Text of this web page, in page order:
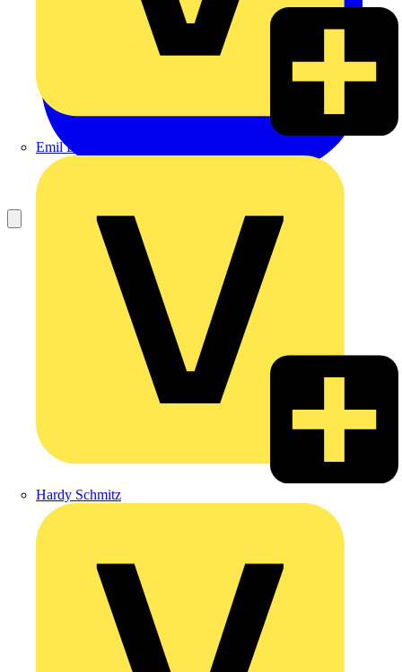
Emil Löffelhardt GmbH & Co. KG
Hardy Schmitz